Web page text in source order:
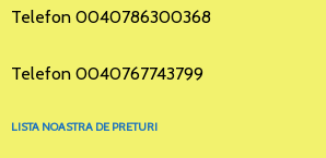
Telefon 0040786300368
Telefon 0040767743799
LISTA NOASTRA DE PRETURI